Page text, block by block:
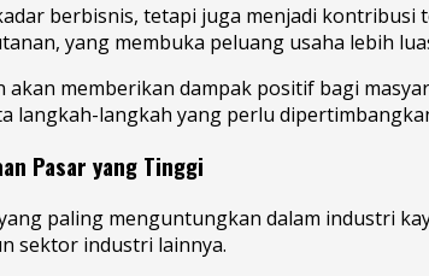
berbisnis, tetapi juga menjadi
yang membuka peluang usaha lebih
memberikan dampak positif bagi
langkah-langkah yang perlu
Pasar yang Tinggi
paling menguntungkan dalam industri
sektor industri lainnya.